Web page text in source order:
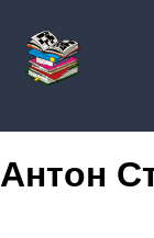
Антон